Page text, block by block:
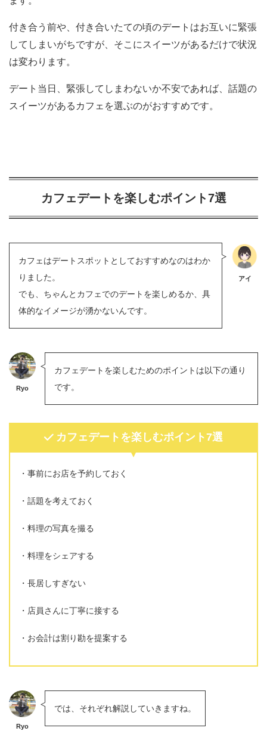
付き合う前や、付き合いたての頃のデートはお互いに緊張
してしまいがちですが、そこにスイーツがあるだけで状況
は変わります。
デート当日、緊張してしまわないか不安であれば、話題の
スイーツがあるカフェを選ぶのがおすすめです。
カフェデートを楽しむポイント7選
カフェはデートスポットとしておすすめなのはわか
りました。
でも、ちゃんとカフェでのデートを楽しめるか、具
体的なイメージが湧かないんです。
アイ
Ryo
カフェデートを楽しむためのポイントは以下の通り
です。
カフェデートを楽しむポイント7選
事前にお店を予約しておく
話題を考えておく
料理の写真を撮る
料理をシェアする
長居しすぎない
店員さんに丁寧に接する
お会計は割り勘を提案する
Ryo
では、それぞれ解説していきますね。